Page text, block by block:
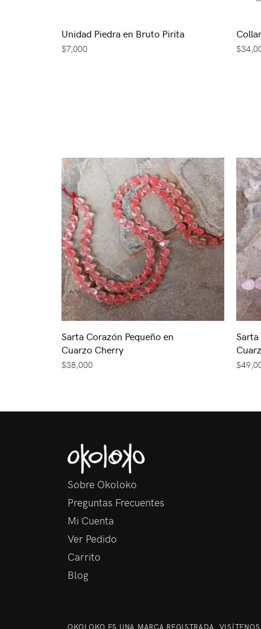
Unidad Piedra en Bruto Pirita
$7,000 $
Sarta Corazón Pequeño en
Cuarzo Cherry
$38,000 $
Sobre Okoloko
Preguntas Frecuentes
Mi Cuenta
Ver Pedido
Carrito
Blog
OKOLOKO ES UNA MARCA REGISTRADA.